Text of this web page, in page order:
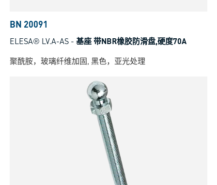
BN 20091
ELESA® LV.A-AS - 基座 带NBR橡胶防滑盘,硬度70A
聚酰胺，玻璃纤维加固, 黑色，亚光处理